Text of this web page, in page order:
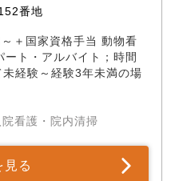
番地
＋国家資格手当 動物看
ト・アルバイト；時間
経験～経験3年未満の場
看護・院内清掃
見る